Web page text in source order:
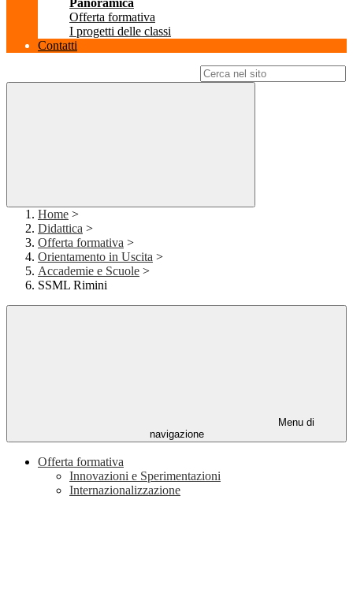
Panoramica
Offerta formativa
I progetti delle classi
Contatti
Home >
Didattica >
Offerta formativa >
Orientamento in Uscita >
Accademie e Scuole >
SSML Rimini
Menu di
navigazione
Offerta formativa
Innovazioni e Sperimentazioni
Internazionalizzazione